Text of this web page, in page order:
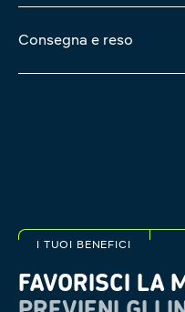
Consegna e reso
I TUOI BENEFICI
FAVORISCI LA